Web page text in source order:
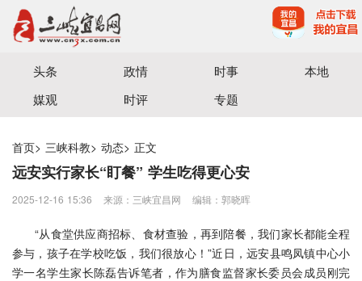
宜昌三峡融媒体中心主办
头条 政情 时事
本地
媒观
时评 专题
首页> 三峡科教> 动态> 正文
远安实行家长“盯餐” 学生吃得更心安
2025-12-16 15:36 来源：三峡宜昌网 编辑：郭晓晖
“从食堂供应商招标、食材查验，再到陪餐，我们家长都能全程
参与，孩子在学校吃饭，我们很放心！”近日，远安县鸣凤镇中心小
学一名学生家长陈磊告诉笔者，作为膳食监督家长委员会成员刚完